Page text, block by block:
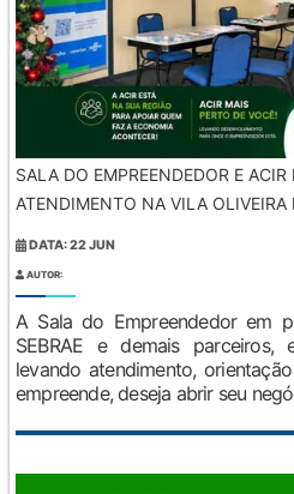
SALA DO EMPREENDEDOR E ACIR
ATENDIMENTO NA VILA OLIVEIRA
DATA: 22 JUN
AUTOR:
A Sala do Empreendedor em
SEBRAE e demais parceiros,
levando atendimento,
empreende, deseja abrir seu